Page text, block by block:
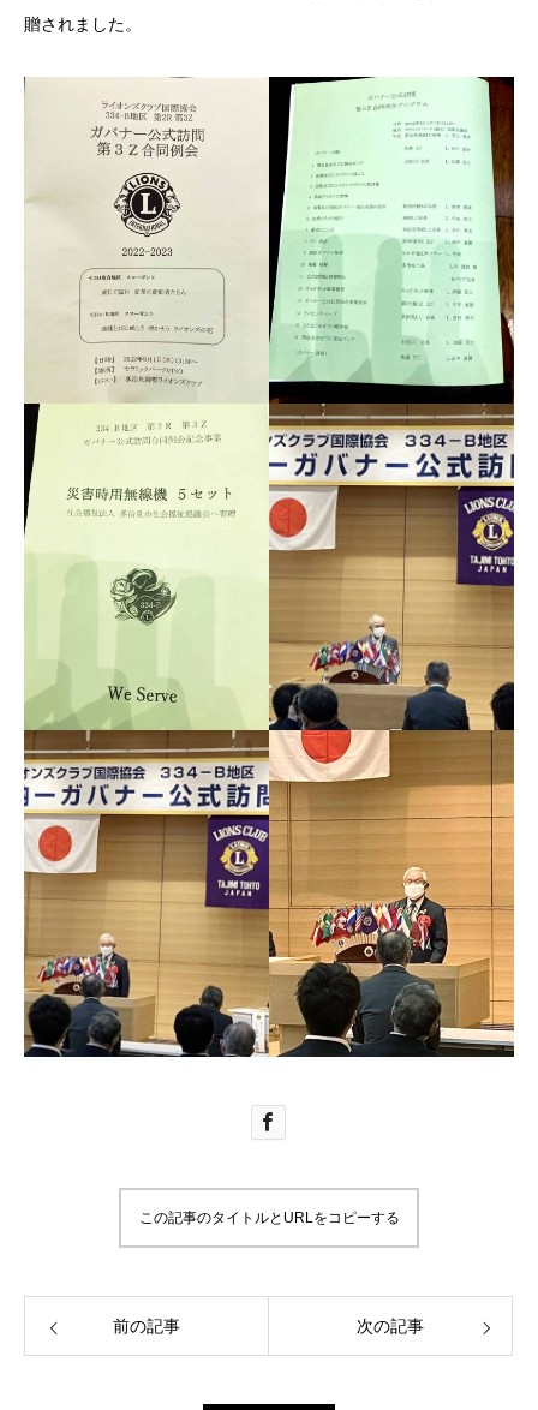
贈されました。
この記事のタイトルとURLをコピーする
前の記事 次の記事